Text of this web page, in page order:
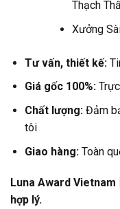
Thạch
Xưởng
Tư vấn, thiết kế:
Giá gốc 100%:
Chất lượng: Đảm
tôi
Giao hàng: Toàn
Luna Award
hợp lý.